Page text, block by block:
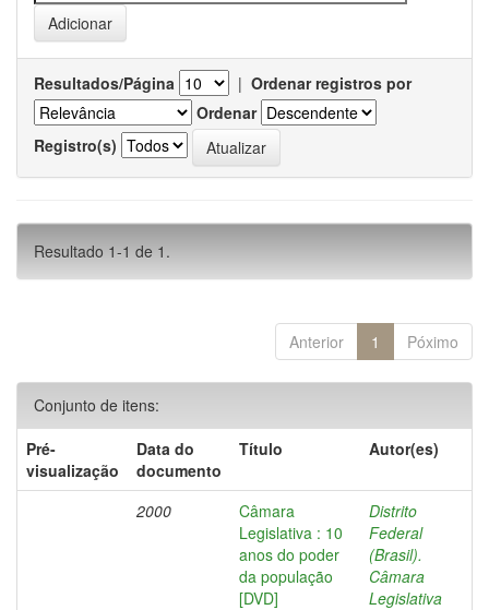
Resultados/Página | Ordenar registros por
Ordenar
Registro(s)
Resultado 1-1 de 1.
Anterior 1 Póximo
Conjunto de itens:
Pré-
visualização
Data do
documento
Título Autor(es)
2000
Câmara
Legislativa : 10
anos do poder
da população
[DVD]
Distrito
Federal
(Brasil).
Câmara
Legislativa